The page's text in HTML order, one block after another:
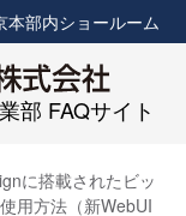
部 FAQサイト
本部内ショールーム
に搭載されたビッ
用方法（新WebUI